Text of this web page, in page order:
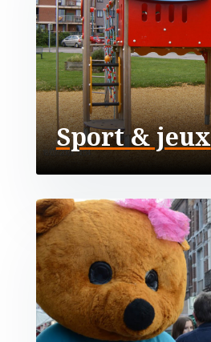
Sport & jeux